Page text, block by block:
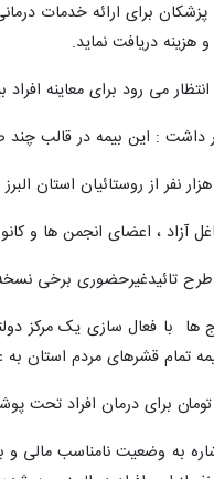
با پزشکان برای ارائه خدمات
هزینه دریافت نماید.
می رود برای معاینه
داشت : این بیمه در قالب
آزاد ، اعضای انجمن ها و
از ۳۰ مهر ماه سال جاری در بیمه سلامت استان البرز
قشرهای مردم استان به
به وضعیت نامناسب